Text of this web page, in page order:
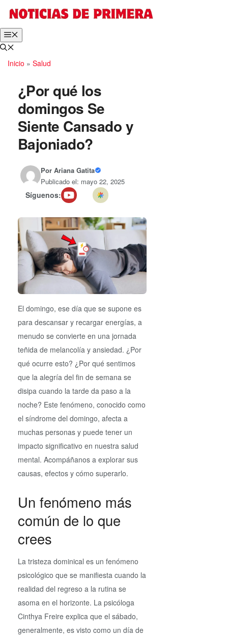
Inicio » Salud
¿Por qué los
domingos Se
Siente Cansado y
Bajoniado?
Por Ariana Gatita
Publicado el: mayo 22, 2025
Síguenos:
El domingo, ese día que se supone es
para descansar y recargar energías, a
menudo se convierte en una jornada
teñida de melancolía y ansiedad. ¿Por
qué ocurre esto? ¿Por qué sentimos
que la alegría del fin de semana se
disipa cuando la tarde da paso a la
noche? Este fenómeno, conocido como
el síndrome del domingo, afecta a
muchas personas y puede tener un
impacto significativo en nuestra salud
mental. Acompáñanos a explorar sus
causas, efectos y cómo superarlo.
Un fenómeno más
común de lo que
crees
La tristeza dominical es un fenómeno
psicológico que se manifiesta cuando la
realidad del regreso a la rutina se
asoma en el horizonte. La psicóloga
Cinthya Freire explica que el sábado,
generalmente, es visto como un día de